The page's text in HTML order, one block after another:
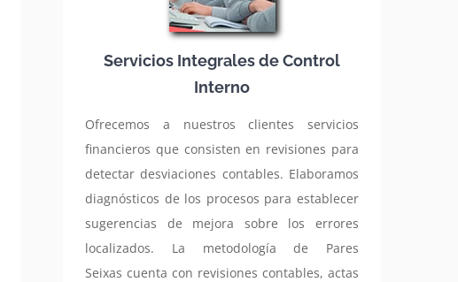
Servicios Integrales de Control
Interno
Ofrecemos a nuestros clientes servicios
financieros que consisten en revisiones para
detectar desviaciones contables. Elaboramos
diagnósticos de los procesos para establecer
sugerencias de mejora sobre los errores
localizados. La metodología de Pares
Seixas cuenta con revisiones contables, actas